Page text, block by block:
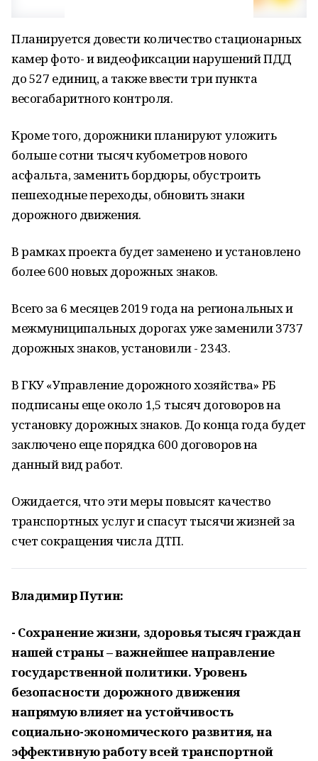
Планируется довести количество стационарных
камер фото- и видеофиксации нарушений ПДД
до 527 единиц, а также ввести три пункта
весогабаритного контроля.
Кроме того, дорожники планируют уложить
больше сотни тысяч кубометров нового
асфальта, заменить бордюры, обустроить
пешеходные переходы, обновить знаки
дорожного движения.
В рамках проекта будет заменено и установлено
более 600 новых дорожных знаков.
Всего за 6 месяцев 2019 года на региональных и
межмуниципальных дорогах уже заменили 3737
дорожных знаков, установили - 2343.
В ГКУ «Управление дорожного хозяйства» РБ
подписаны еще около 1,5 тысяч договоров на
установку дорожных знаков. До конца года будет
заключено еще порядка 600 договоров на
данный вид работ.
Ожидается, что эти меры повысят качество
транспортных услуг и спасут тысячи жизней за
счет сокращения числа ДТП.
Владимир Путин:
- Сохранение жизни, здоровья тысяч граждан
нашей страны – важнейшее направление
государственной политики. Уровень
безопасности дорожного движения
напрямую влияет на устойчивость
социально-экономического развития, на
эффективную работу всей транспортной